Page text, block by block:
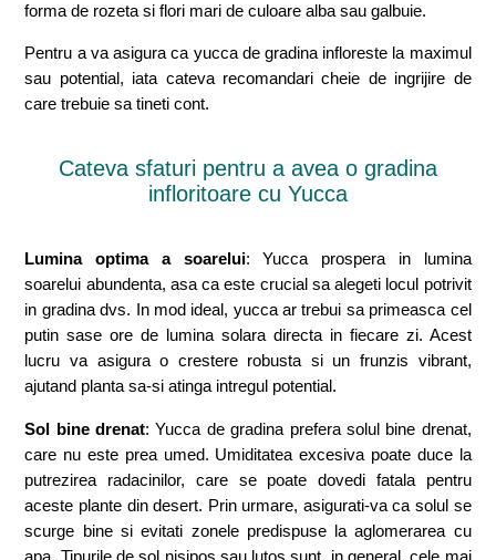
forma de rozeta si flori mari de culoare alba sau galbuie.
Pentru a va asigura ca yucca de gradina infloreste la maximul
sau potential, iata cateva recomandari cheie de ingrijire de
care trebuie sa tineti cont.
Cateva sfaturi pentru a avea o gradina
infloritoare cu Yucca
Lumina optima a soarelui: Yucca prospera in lumina
soarelui abundenta, asa ca este crucial sa alegeti locul potrivit
in gradina dvs. In mod ideal, yucca ar trebui sa primeasca cel
putin sase ore de lumina solara directa in fiecare zi. Acest
lucru va asigura o crestere robusta si un frunzis vibrant,
ajutand planta sa-si atinga intregul potential.
Sol bine drenat: Yucca de gradina prefera solul bine drenat,
care nu este prea umed. Umiditatea excesiva poate duce la
putrezirea radacinilor, care se poate dovedi fatala pentru
aceste plante din desert. Prin urmare, asigurati-va ca solul se
scurge bine si evitati zonele predispuse la aglomerarea cu
apa. Tipurile de sol nisipos sau lutos sunt, in general, cele mai